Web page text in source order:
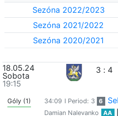
Sezóna 2022/2023
Sezóna 2021/2022
Sezóna 2020/2021
18.05.24
Sobota
19:15
3 : 4
Góly (1) 34:09 I Period: 3 6
Damian Nalevanko
AA